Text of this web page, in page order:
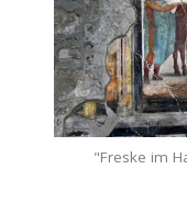
"Freske im